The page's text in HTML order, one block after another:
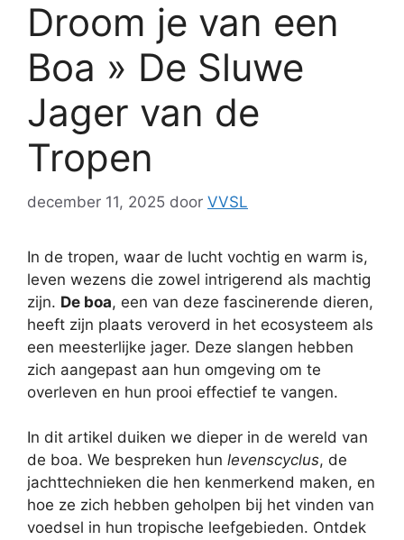
Droom je van een
Boa » De Sluwe
Jager van de
Tropen
december 11, 2025 door VVSL
In de tropen, waar de lucht vochtig en warm is,
leven wezens die zowel intrigerend als machtig
zijn. De boa, een van deze fascinerende dieren,
heeft zijn plaats veroverd in het ecosysteem als
een meesterlijke jager. Deze slangen hebben
zich aangepast aan hun omgeving om te
overleven en hun prooi effectief te vangen.
In dit artikel duiken we dieper in de wereld van
de boa. We bespreken hun levenscyclus, de
jachttechnieken die hen kenmerkend maken, en
hoe ze zich hebben geholpen bij het vinden van
voedsel in hun tropische leefgebieden. Ontdek